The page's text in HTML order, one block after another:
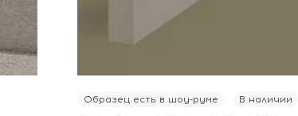
Образец есть в шоу-руме В наличии